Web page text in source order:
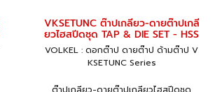
VKSETUNC ต๊าปเกลียว-ดายต๊าปเกลี
ยวไฮสปีดชุด TAP & DIE SET - HSS
VOLKEL : ดอกต๊าป ดายต๊าป ด้ามต๊าป V
KSETUNC Series